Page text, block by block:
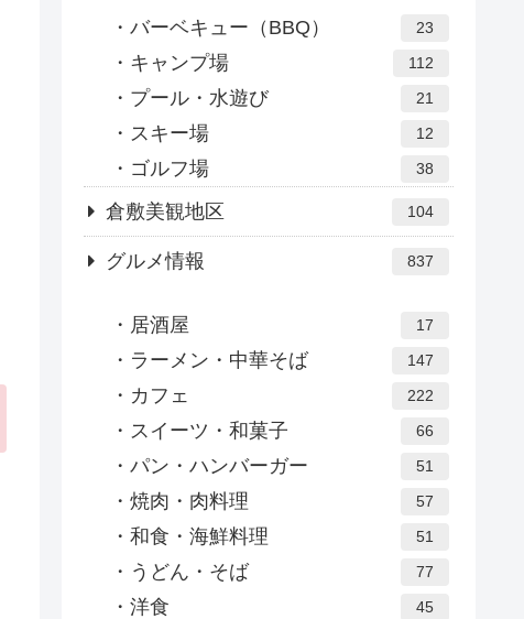
バーベキュー（BBQ） 23
キャンプ場 112
プール・水遊び 21
スキー場 12
ゴルフ場 38
倉敷美観地区 104
グルメ情報 837
居酒屋 17
ラーメン・中華そば 147
カフェ 222
スイーツ・和菓子 66
パン・ハンバーガー 51
焼肉・肉料理 57
和食・海鮮料理 51
うどん・そば 77
洋食 45